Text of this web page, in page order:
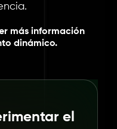
más información
dinámico.
el